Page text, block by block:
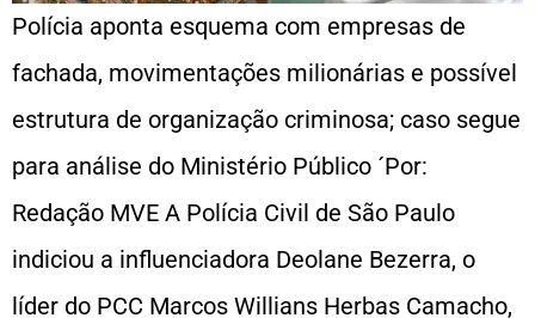
Polícia aponta esquema com empresas de
fachada, movimentações milionárias e possível
estrutura de organização criminosa; caso segue
para análise do Ministério Público ´Por:
Redação MVE A Polícia Civil de São Paulo
indiciou a influenciadora Deolane Bezerra, o
líder do PCC Marcos Willians Herbas Camacho,